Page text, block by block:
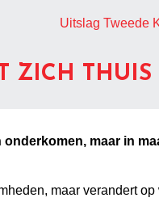
Uitslag Tweede
ZICH THUIS
maar in
maar verandert